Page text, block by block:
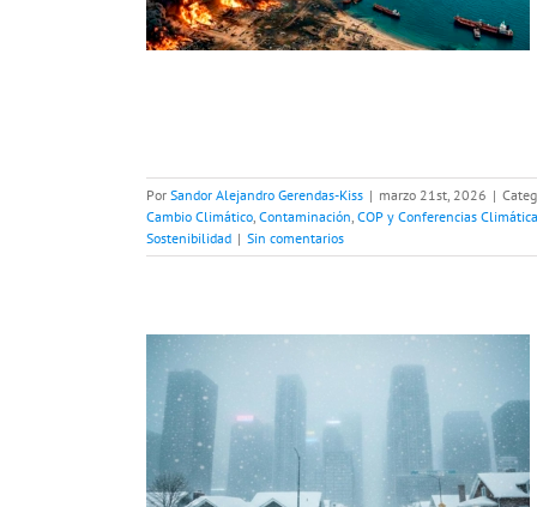
Por Sandor Alejandro Gerendas-Kiss | marzo 21st, 2026 |
Cambio Climático, Contaminación, COP y Conferencias
Sostenibilidad | Sin comentarios